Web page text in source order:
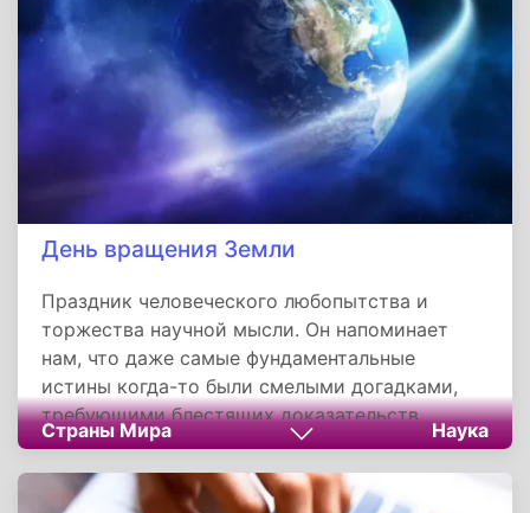
спросить себя: каким мы хотим видеть
будущее — общим для всех или привилегией
для избранных?
День вращения Земли
Праздник человеческого любопытства и
торжества научной мысли. Он напоминает
нам, что даже самые фундаментальные
истины когда-то были смелыми догадками,
требующими блестящих доказательств.
Благодаря эксперименту Фуко мы не просто
знаем о вращении планеты, но и понимаем его
глубинное влияние на всё: от длины суток и
Страны Мира Наука